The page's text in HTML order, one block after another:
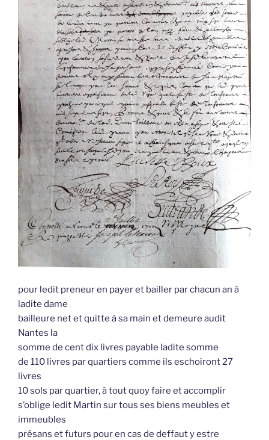
pour ledit preneur en payer et bailler par chacun an à
ladite dame
bailleure net et quitte à sa main et demeure audit
Nantes la
somme de cent dix livres payable ladite somme
de 110 livres par quartiers comme ils eschoiront 27
livres
10 sols par quartier, à tout quoy faire et accomplir
s’oblige ledit Martin sur tous ses biens meubles et
immeubles
présans et futurs pour en cas de deffaut y estre